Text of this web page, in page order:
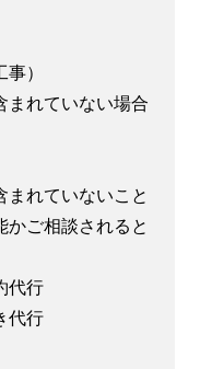
）
れていない場合
まれていないこと
かご相談されると
代行
代行